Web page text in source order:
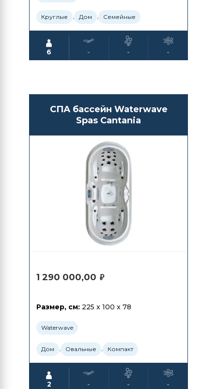
Круглые , Дом , Семейные
6 - - -
СПА бассейн Waterwave
Spas Cantania
1 290 000,00 ₽
Размер, см: 225 x 100 x 78
Waterwave
Дом , Овальные , Компакт
2 - - -